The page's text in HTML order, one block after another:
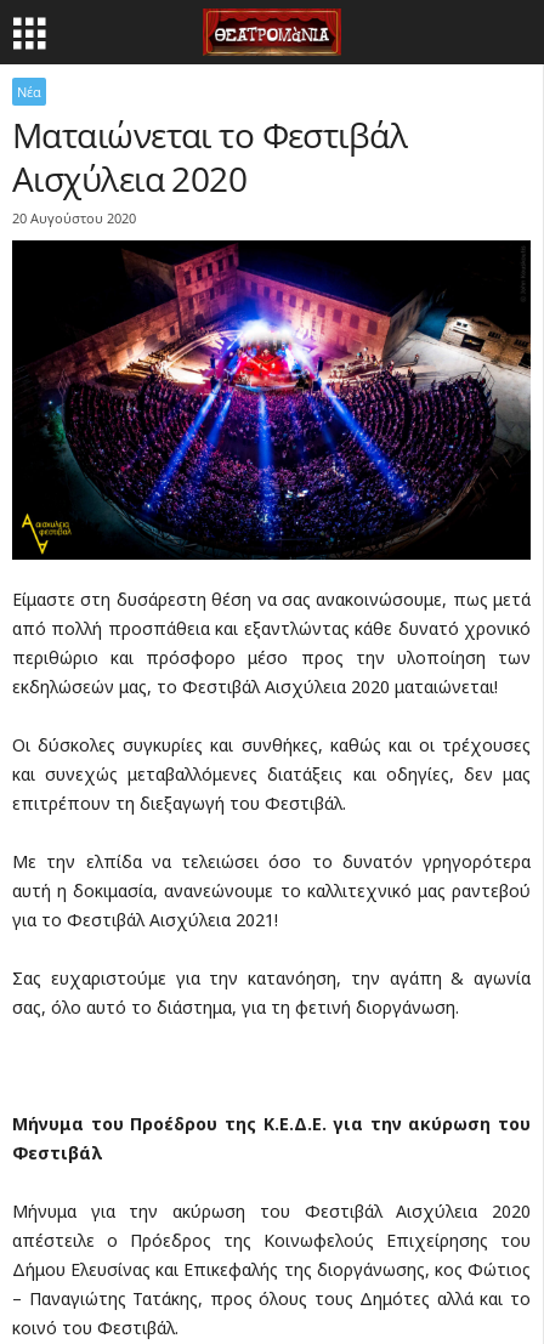
Νέα
Ματαιώνεται το Φεστιβάλ
Αισχύλεια 2020
20 Αυγούστου 2020
Είμαστε στη δυσάρεστη θέση να σας ανακοινώσουμε, πως μετά
από πολλή προσπάθεια και εξαντλώντας κάθε δυνατό χρονικό
περιθώριο και πρόσφορο μέσο προς την υλοποίηση των
εκδηλώσεών μας, το Φεστιβάλ Αισχύλεια 2020 ματαιώνεται!
Οι δύσκολες συγκυρίες και συνθήκες, καθώς και οι τρέχουσες
και συνεχώς μεταβαλλόμενες διατάξεις και οδηγίες, δεν μας
επιτρέπουν τη διεξαγωγή του Φεστιβάλ.
Με την ελπίδα να τελειώσει όσο το δυνατόν γρηγορότερα
αυτή η δοκιμασία, ανανεώνουμε το καλλιτεχνικό μας ραντεβού
για το Φεστιβάλ Αισχύλεια 2021!
Σας ευχαριστούμε για την κατανόηση, την αγάπη & αγωνία
σας, όλο αυτό το διάστημα, για τη φετινή διοργάνωση.
Μήνυμα του Προέδρου της Κ.Ε.Δ.Ε. για την ακύρωση του
Φεστιβάλ
Μήνυμα για την ακύρωση του Φεστιβάλ Αισχύλεια 2020
απέστειλε ο Πρόεδρος της Κοινωφελούς Επιχείρησης του
Δήμου Ελευσίνας και Επικεφαλής της διοργάνωσης, κος Φώτιος
– Παναγιώτης Τατάκης, προς όλους τους Δημότες αλλά και το
κοινό του Φεστιβάλ.